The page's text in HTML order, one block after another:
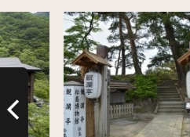
詳細はこちら